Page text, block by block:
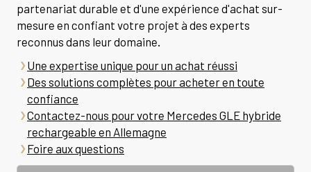
partenariat durable et d'une expérience d'achat sur-
mesure en confiant votre projet à des experts
reconnus dans leur domaine.
Une expertise unique pour un achat réussi
Des solutions complètes pour acheter en toute
confiance
Contactez-nous pour votre Mercedes GLE hybride
rechargeable en Allemagne
Foire aux questions